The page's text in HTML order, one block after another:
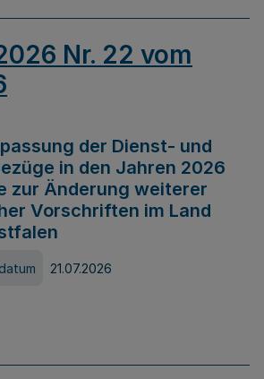
Nr. 22 vom
der Dienst- und
in den Jahren 2026
zur Änderung weiterer
Vorschriften im Land
21.07.2026